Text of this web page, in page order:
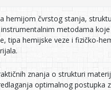
hemijom čvrstog stanja,
metodama
tipa hemijske veze i fizičko-
znanja o strukturi
optimalnog